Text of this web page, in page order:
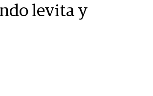
levita y